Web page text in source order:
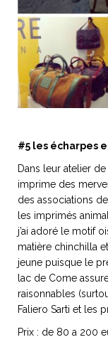
#5 les écharpes
Dans leur atelier
imprime des
des associations
les imprimés
j’ai adoré le motif
matière chinchilla
jeune puisque le
lac de Come
raisonnables
Faliero Sarti et les
Prix : de 80 a 200